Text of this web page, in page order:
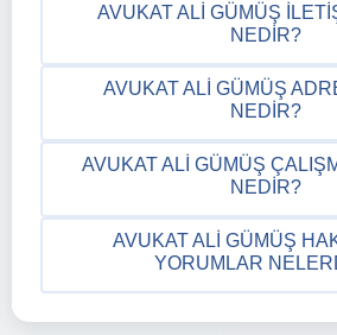
AVUKAT ALI GÜMÜŞ
NEDIR?
AVUKAT ALI GÜMÜŞ
NEDIR?
AVUKAT ALI GÜMÜŞ
NEDIR?
AVUKAT ALI GÜMÜŞ
YORUMLAR